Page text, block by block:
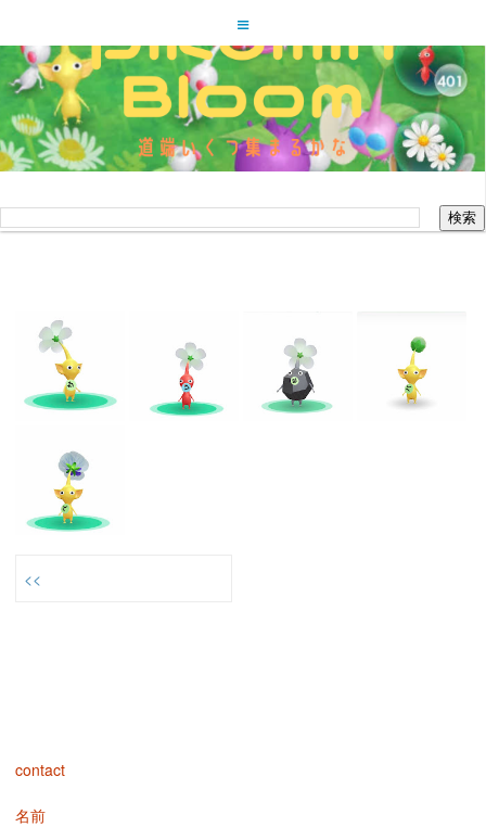
ピクミンブルーム道端いくつ集
まるかな
<<
contact
名前